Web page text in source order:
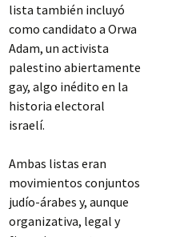
lista también incluyó
como candidato a Orwa
Adam, un activista
palestino abiertamente
gay, algo inédito en la
historia electoral
israelí.
Ambas listas eran
movimientos conjuntos
judío-árabes y, aunque
organizativa, legal y